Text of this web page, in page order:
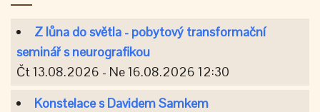
Z lůna do světla - pobytový transformační
seminář s neurografikou
Čt 13.08.2026 - Ne 16.08.2026 12:30
Konstelace s Davidem Samkem